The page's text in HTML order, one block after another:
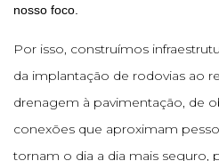
nosso foco.
Por isso, construímos
da implantação de rodovias ao
drenagem à pavimentação, de
conexões que aproximam
tornam o dia a dia mais seguro,